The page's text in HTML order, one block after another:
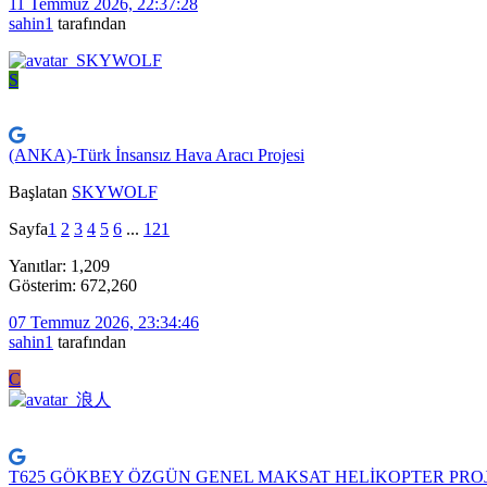
sahin1 tarafından
S
(ANKA)-Türk İnsansız Hava Aracı Projesi
Başlatan SKYWOLF
Sayfa1 2 3 4 5 6 ... 121
Yanıtlar: 1,209
Gösterim: 672,260
07 Temmuz 2026, 23:34:46
sahin1 tarafından
C
T625 GÖKBEY ÖZGÜN GENEL MAKSAT HELİKOPTER